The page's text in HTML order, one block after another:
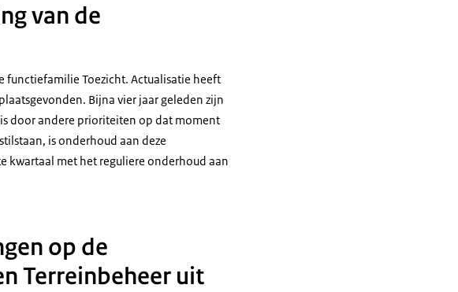
van de
functiefamilie Toezicht. Actualisatie heeft
Bijna vier jaar geleden zijn
door andere prioriteiten op dat moment
is onderhoud aan deze
kwartaal met het reguliere onderhoud aan
op de
Terreinbeheer uit